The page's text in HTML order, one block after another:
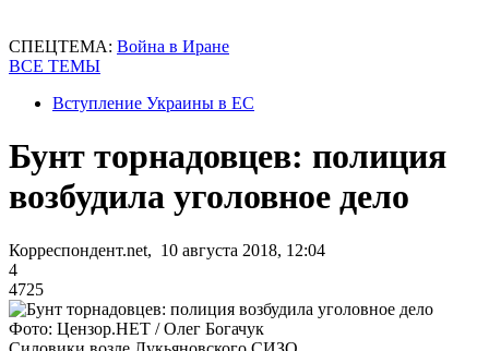
СПЕЦТЕМА: Война в Иране
ВСЕ ТЕМЫ
Вступление Украины в ЕС
Бунт торнадовцев: полиция
возбудила уголовное дело
Корреспондент.net, 10 августа 2018, 12:04
4
4725
Фото: Цензор.НЕТ / Олег Богачук